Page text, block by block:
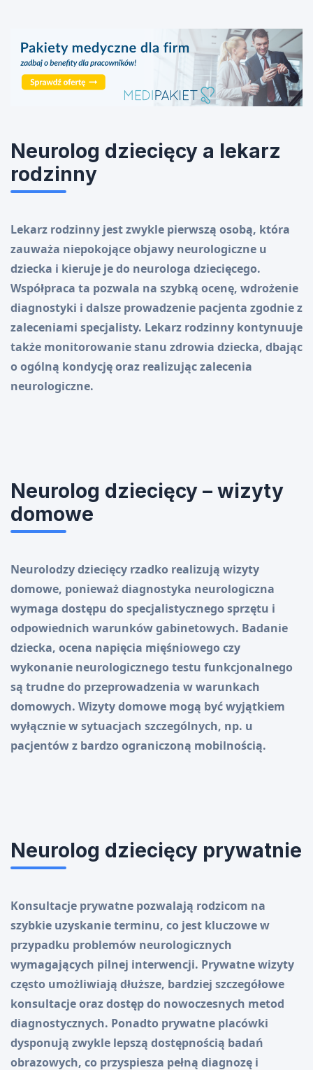
Neurolog dziecięcy a lekarz
rodzinny
Lekarz rodzinny jest zwykle pierwszą osobą, która
zauważa niepokojące objawy neurologiczne u
dziecka i kieruje je do neurologa dziecięcego.
Współpraca ta pozwala na szybką ocenę, wdrożenie
diagnostyki i dalsze prowadzenie pacjenta zgodnie z
zaleceniami specjalisty. Lekarz rodzinny kontynuuje
także monitorowanie stanu zdrowia dziecka, dbając
o ogólną kondycję oraz realizując zalecenia
neurologiczne.
Neurolog dziecięcy – wizyty
domowe
Neurolodzy dziecięcy rzadko realizują wizyty
domowe, ponieważ diagnostyka neurologiczna
wymaga dostępu do specjalistycznego sprzętu i
odpowiednich warunków gabinetowych. Badanie
dziecka, ocena napięcia mięśniowego czy
wykonanie neurologicznego testu funkcjonalnego
są trudne do przeprowadzenia w warunkach
domowych. Wizyty domowe mogą być wyjątkiem
wyłącznie w sytuacjach szczególnych, np. u
pacjentów z bardzo ograniczoną mobilnością.
Neurolog dziecięcy prywatnie
Konsultacje prywatne pozwalają rodzicom na
szybkie uzyskanie terminu, co jest kluczowe w
przypadku problemów neurologicznych
wymagających pilnej interwencji. Prywatne wizyty
często umożliwiają dłuższe, bardziej szczegółowe
konsultacje oraz dostęp do nowoczesnych metod
diagnostycznych. Ponadto prywatne placówki
dysponują zwykle lepszą dostępnością badań
obrazowych, co przyspiesza pełną diagnozę i